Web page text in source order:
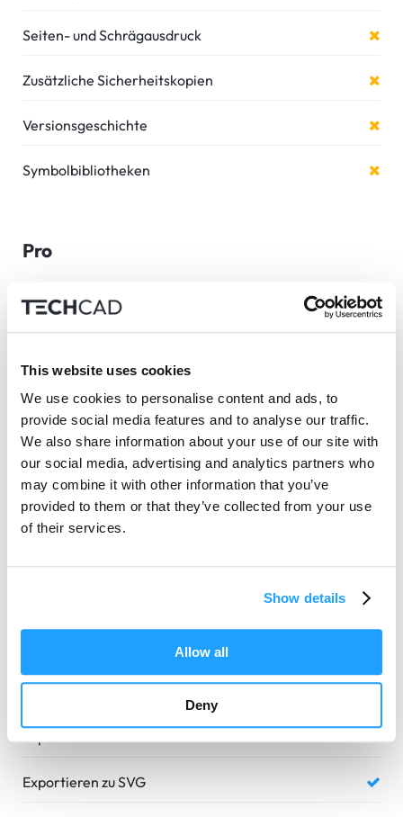
This website uses cookies
We use cookies to personalise content and ads, to
provide social media features and to analyse our traffic.
We also share information about your use of our site with
our social media, advertising and analytics partners who
may combine it with other information that you’ve
provided to them or that they’ve collected from your use
of their services.
Show details
Allow all
Deny
Seiten- und Schrägausdruck
Zusätzliche Sicherheitskopien
Versionsgeschichte
Symbolbibliotheken
Pro
Für Profis
8
Max. Anzahl von Projekten unbegrenzt
Max. Anzahl von Blättern/Projekt unbegrenzt
Zusätzliche Konten (Logins) kein Limit
Verfügbarer Speicher (Projekte, Raster) 2 GB
Exportieren zu PDF
Exportieren zu SVG